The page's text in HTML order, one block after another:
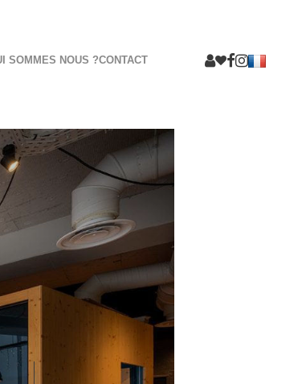
SOMMES NOUS ?CONTACT